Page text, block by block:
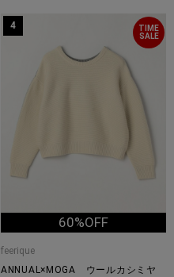
TIME
SALE
4
60%OFF
feerique
ANNUAL×MOGA ウールカシミヤ